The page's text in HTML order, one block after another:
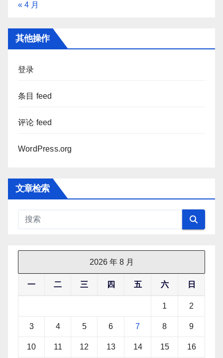
« 4 月
其他操作
登录
条目 feed
评论 feed
WordPress.org
文章检索
2026 年 8 月
一 二 三 四 五 六 日
1 2
3 4 5 6 7 8 9
10 11 12 13 14 15 16